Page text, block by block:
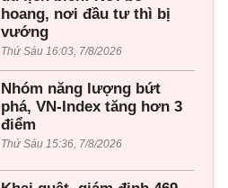
hoang, nơi đầu tư thì bị
vướng
Thứ Sáu 16:03, 7/8/2026
Nhóm năng lượng bứt
phá, VN-Index tăng hơn 3
điểm
Thứ Sáu 15:36, 7/8/2026